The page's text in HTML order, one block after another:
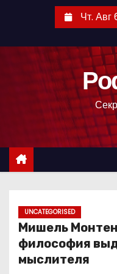
с
Чт. Авг
UNCATEGORISED
Мишель
философия
мыслителя